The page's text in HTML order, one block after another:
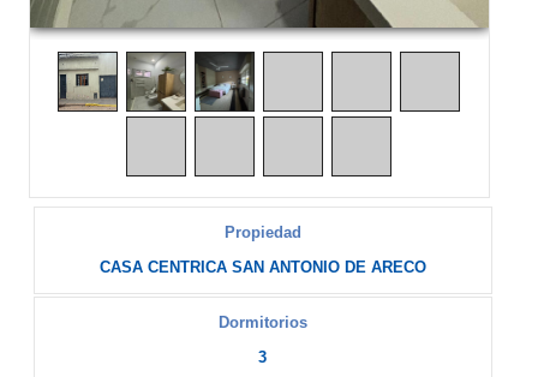
Propiedad
CASA CENTRICA SAN ANTONIO DE ARECO
Dormitorios
3